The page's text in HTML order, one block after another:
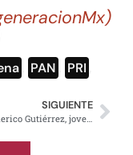
PAN PRI
SIGUIENTE
Muere Federico Gutiérrez, joven piloto de NASCAR en accidente automovilístico